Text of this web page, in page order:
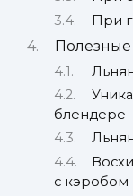
При
блендере
с